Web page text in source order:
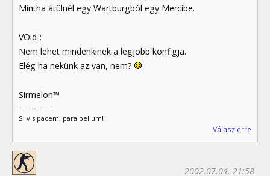
Mintha átülnél egy Wartburgból egy Mercibe.
VOid-:
Nem lehet mindenkinek a legjobb konfigja.
Elég ha nekünk az van, nem?
Sirmelon™
Si vis pacem, para bellum!
Válasz erre
2002.07.04. 21:58